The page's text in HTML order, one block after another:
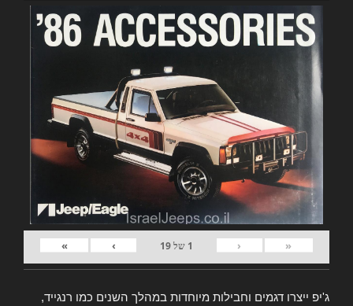
«
‹
1 של19
›
»
ג'יפ ייצרו דגמים וחבילות מיוחדות במהלך השנים כמו רנגייד,